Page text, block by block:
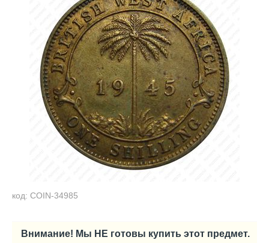
код: COIN-34985
Внимание! Мы НЕ готовы купить этот предмет.